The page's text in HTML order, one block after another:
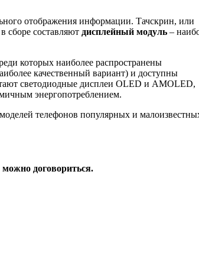
отображения информации. Тачскрин, или
сборе составляют дисплейный модуль –
которых наиболее распространены
качественный вариант) и доступны
светодиодные дисплеи OLED и AMOLED,
энергопотреблением.
телефонов популярных и
договориться.